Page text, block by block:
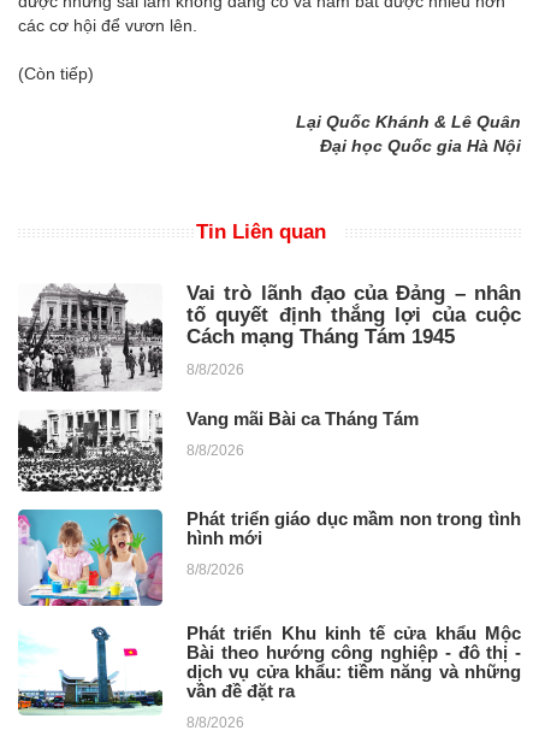
các cơ hội để vươn lên.
(Còn tiếp)
Lại Quốc Khánh & Lê Quân
Đại học Quốc gia Hà Nội
Tin Liên quan
Vai trò lãnh đạo của Đảng – nhân
tố quyết định thắng lợi của cuộc
Cách mạng Tháng Tám 1945
8/8/2026
Vang mãi Bài ca Tháng Tám
8/8/2026
Phát triển giáo dục mầm non trong tình
hình mới
8/8/2026
Phát triển Khu kinh tế cửa khẩu Mộc
Bài theo hướng công nghiệp - đô thị -
dịch vụ cửa khẩu: tiềm năng và những
vần đề đặt ra ​
8/8/2026